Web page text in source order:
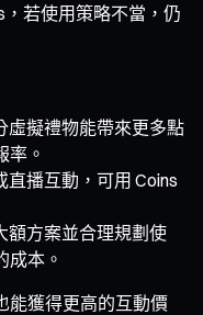
，若使用策略不當，仍
虛擬禮物能帶來更多點
率。
播互動，可用 Coins
額方案並合理規劃使
成本。
能獲得更高的互動價